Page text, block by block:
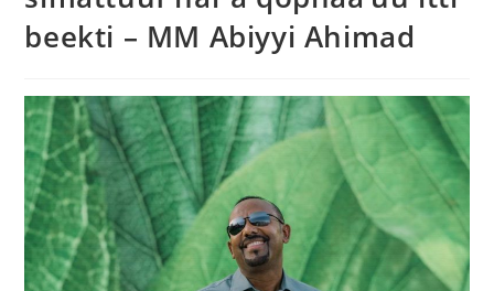
beekti – MM Abiyyi Ahimad